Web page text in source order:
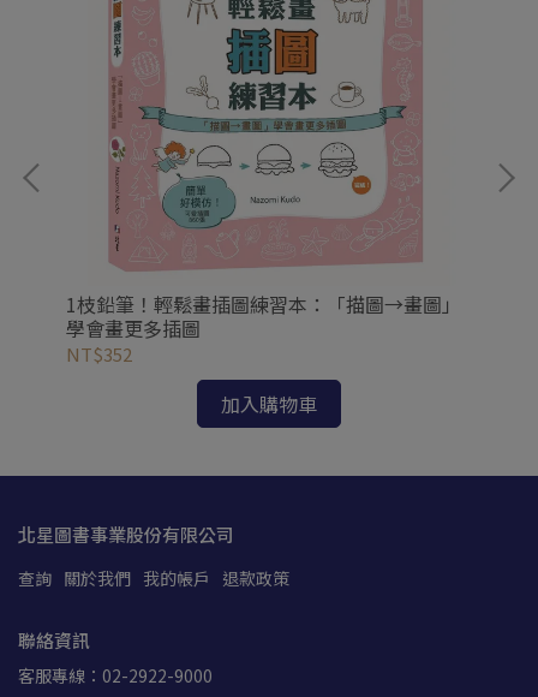
1枝鉛筆！輕鬆畫插圖練習本：「描圖→畫圖」
學會畫更多插圖
NT$352
加入購物車
北星圖書事業股份有限公司
查詢 關於我們 我的帳戶 退款政策
聯絡資訊
客服專線：02-2922-9000